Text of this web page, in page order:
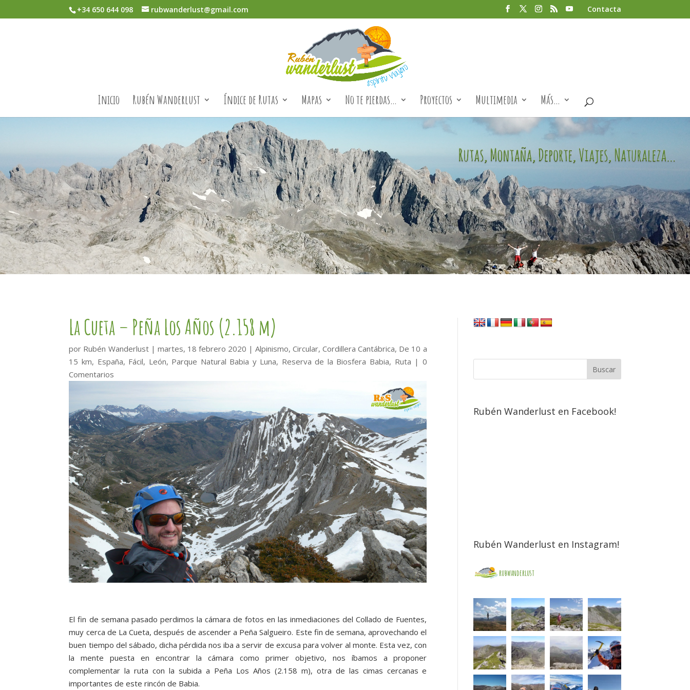
+34 650 644 098 rubwanderlust@gmail.com Contacta
Inicio Rubén Wanderlust Índice de Rutas Mapas No te pierdas… Proyectos Multimedia Más…
La Cueta – Peña Los Años (2.158 m)
por Rubén Wanderlust| martes, 18 febrero 2020 |Alpinismo,Circular,Cordillera Cantábrica, De 10 a
15 km, España, Fácil, León, Parque Natural Babia y Luna, Reserva de la Biosfera Babia, Ruta | 0
Comentarios
El fin de semana pasado perdimos la cámara de fotos en las inmediaciones del Collado de Fuentes,
muy cerca de La Cueta, después de ascender a Peña Salgueiro. Este fin de semana, aprovechando el
buen tiempo del sábado, dicha pérdida nos iba a servir de excusa para volver al monte. Esta vez, con
la mente puesta en encontrar la cámara como primer objetivo, nos íbamos a proponer
complementar la ruta con la subida a Peña Los Años (2.158 m), otra de las cimas cercanas e
importantes de este rincón de Babia.
Rubén Wanderlust en Facebook!
Rubén Wanderlust en Instagram!
rubwanderlust